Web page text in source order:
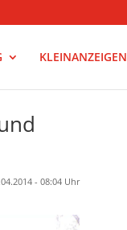
KLEINANZEIGEN
- 08:04 Uhr